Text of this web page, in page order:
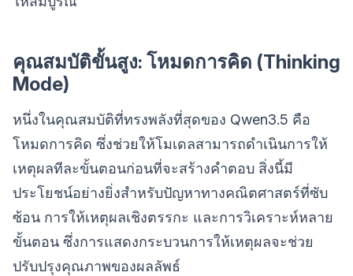
คุณสมบัติขั้นสูง: โหมดการคิด (Thinking
Mode)
หนึ่งในคุณสมบัติที่ทรงพลังที่สุดของ Qwen3.5 คือ
โหมดการคิด ซึ่งช่วยให้โมเดลสามารถดำเนินการให้
เหตุผลทีละขั้นตอนก่อนที่จะสร้างคำตอบ สิ่งนี้มี
ประโยชน์อย่างยิ่งสำหรับปัญหาทางคณิตศาสตร์ที่ซับ
ซ้อน การให้เหตุผลเชิงตรรกะ และการวิเคราะห์หลาย
ขั้นตอน ซึ่งการแสดงกระบวนการให้เหตุผลจะช่วย
ปรับปรุงคุณภาพของผลลัพธ์